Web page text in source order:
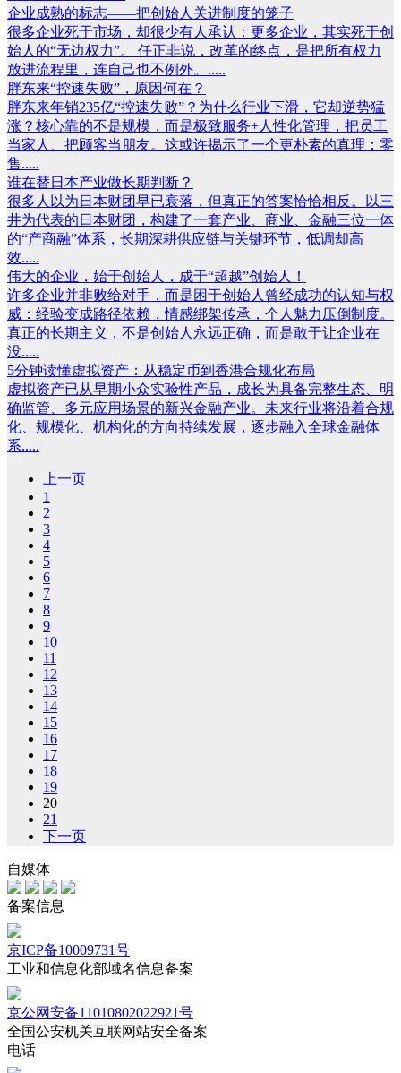
企业成熟的标志——把创始人关进制度的笼子
很多企业死于市场，却很少有人承认：更多企业，其实死于创
始人的“无边权力”。 任正非说，改革的终点，是把所有权力
放进流程里，连自己也不例外。.....
胖东来“控速失败”，原因何在？
胖东来年销235亿“控速失败”？为什么行业下滑，它却逆势猛
涨？核心靠的不是规模，而是极致服务+人性化管理，把员工
当家人、把顾客当朋友。这或许揭示了一个更朴素的真理：零
售.....
谁在替日本产业做长期判断？
很多人以为日本财团早已衰落，但真正的答案恰恰相反。以三
井为代表的日本财团，构建了一套产业、商业、金融三位一体
的“产商融”体系，长期深耕供应链与关键环节，低调却高
效.....
伟大的企业，始于创始人，成于“超越”创始人！
许多企业并非败给对手，而是困于创始人曾经成功的认知与权
威：经验变成路径依赖，情感绑架传承，个人魅力压倒制度。
真正的长期主义，不是创始人永远正确，而是敢于让企业在
没.....
5分钟读懂虚拟资产：从稳定币到香港合规化布局
虚拟资产已从早期小众实验性产品，成长为具备完整生态、明
确监管、多元应用场景的新兴金融产业。未来行业将沿着合规
化、规模化、机构化的方向持续发展，逐步融入全球金融体
系.....
上一页
1
2
3
4
5
6
7
8
9
10
11
12
13
14
15
16
17
18
19
20
21
下一页
自媒体
备案信息
京ICP备10009731号
工业和信息化部域名信息备案
京公网安备11010802022921号
全国公安机关互联网站安全备案
电话